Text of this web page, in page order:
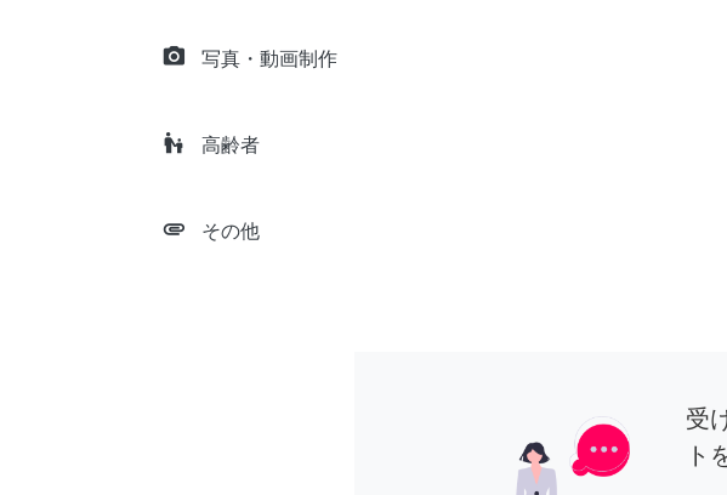
camera_alt 写真・動画制作
escalator_warning 高齢者
attachment その他
受
ト